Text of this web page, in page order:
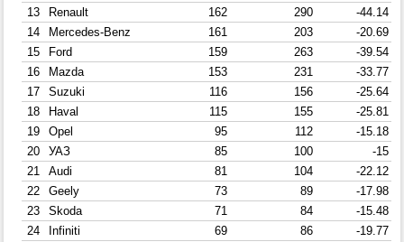
13
Renault 162 290
-44.14
14
Mercedes-Benz 161 203
-20.69
15
Ford 159 263
-39.54
16
Mazda 153 231
-33.77
17
Suzuki 116 156
-25.64
18
Haval 115 155
-25.81
19
Opel 95 112
-15.18
20
УАЗ 85 100
-15
21
Audi 81 104
-22.12
22
Geely 73 89
-17.98
23
Skoda 71 84
-15.48
24
Infiniti 69 86
-19.77